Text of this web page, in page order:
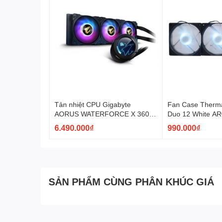
CoolMoon GT400 ARGB không chỉ là một thiết
Tản nhiệt CPU Gigabyte
AORUS WATERFORCE X 360
ARGB AiO Cooling
6.490.000₫
Fan Case
Duo 12 White
PL12SW-A)
990.000₫
SẢN PHẨM CÙNG PHÂN KHÚC GIÁ